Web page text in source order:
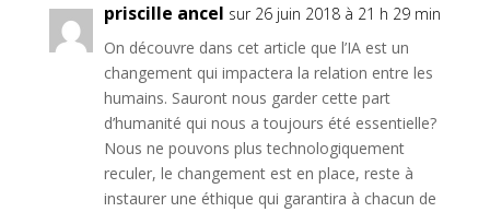
priscille ancel sur 26 juin 2018 à 21 h 29 min
On découvre dans cet article que l’IA est un
changement qui impactera la relation entre les
humains. Sauront nous garder cette part
d’humanité qui nous a toujours été essentielle?
Nous ne pouvons plus technologiquement
reculer, le changement est en place, reste à
instaurer une éthique qui garantira à chacun de